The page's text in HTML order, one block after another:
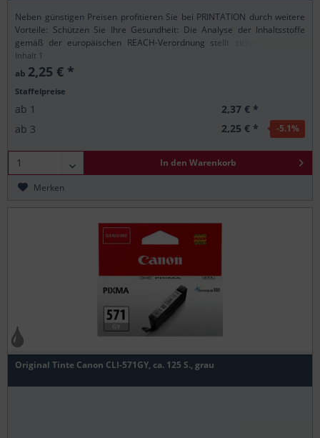
Neben günstigen Preisen profitieren Sie bei PRINTATION durch weitere
Vorteile: Schützen Sie Ihre Gesundheit: Die Analyse der Inhaltsstoffe
gemäß der europäischen REACH-Verordnung stellt sicher, dass alle
Printation-Produkte nur...
Inhalt 1
ab 2,25 € *
Staffelpreise
ab 1
2,37 € *
ab 3 2,25 € * -5.1%
In den Warenkorb
Merken
Original Tinte Canon CLI-571GY, ca. 125 S., grau